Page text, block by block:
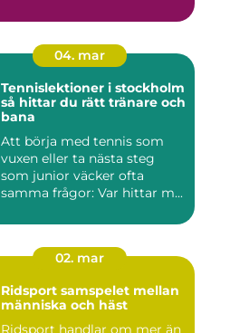
04. mar
Tennislektioner i stockholm
så hittar du rätt tränare och
bana
Att börja med tennis som
vuxen eller ta nästa steg
som junior väcker ofta
samma frågor: Var hittar m...
02. mar
Ridsport samspelet mellan
människa och häst
Ridsport handlar om mer än